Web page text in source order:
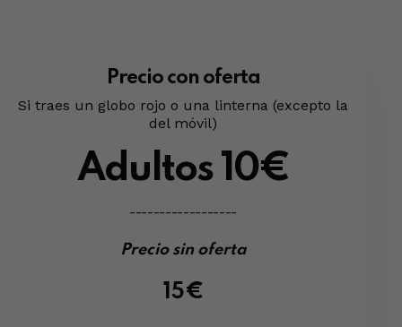
Precio con oferta
Si traes un globo rojo o una linterna (excepto la
del móvil)
Adultos 10€
------------------
Precio sin oferta
15€